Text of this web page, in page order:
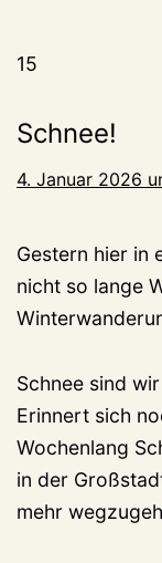
15
Schnee!
4. Januar 2026
Gestern hier in
nicht so lange
Schnee sind
Erinnert sich
Wochenlang
in der
mehr